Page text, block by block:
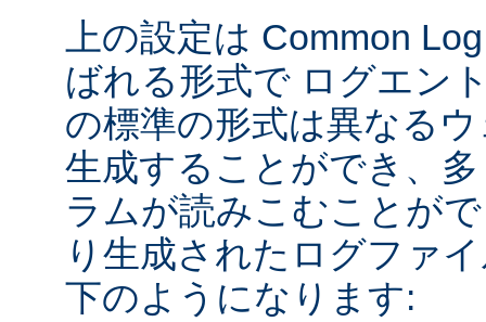
上の設定は Common
ばれる形式で ログエン
の標準の形式は異なる
生成することができ、
ラムが読みこむことが
り生成されたログファ
下のようになります: